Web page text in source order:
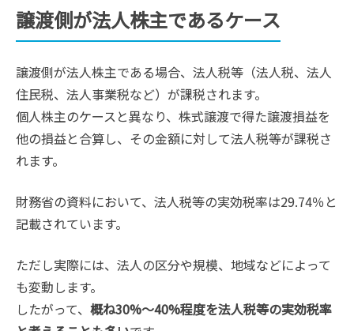
譲渡側が法人株主であるケース
譲渡側が法人株主である場合、法人税等（法人税、法人
住民税、法人事業税など）が課税されます。
個人株主のケースと異なり、株式譲渡で得た譲渡損益を
他の損益と合算し、その金額に対して法人税等が課税さ
れます。
財務省の資料において、法人税等の実効税率は29.74％と
記載されています。
ただし実際には、法人の区分や規模、地域などによって
も変動します。
したがって、 概ね30%〜40%程度を法人税等の実効税率